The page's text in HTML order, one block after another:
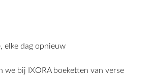
elke dag opnieuw
we bij IXORA boeketten van verse